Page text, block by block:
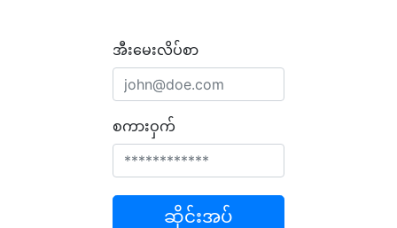
အီးမေးလိပ်စာ
စကားဝှက်
ဆိုင်းအပ်